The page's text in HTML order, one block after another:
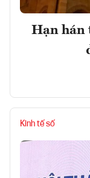
Hạn hán
Kinh tế số